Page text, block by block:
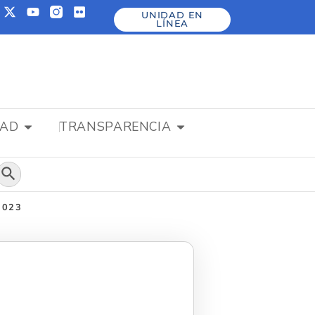
UNIDAD EN
LÍNEA
TRANSPARENCIA
de búsqueda